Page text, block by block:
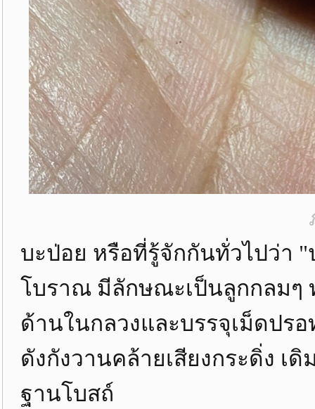
บะป่อย หรือที่รู้จักกันทั่วไปว่า "
โบราณ มีลักษณะเป็นลูกกลมๆ
ด้านในกลวงและบรรจุเม็ดปรอ
ดังกังวานคล้ายเสียงกระดิ่ง เ
ฐานโบสถ์